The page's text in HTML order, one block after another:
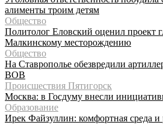
алименты троим детям
Общество
Политолог Еловский оценил проект
Малкинскому месторождению
Общество
На Ставрополье обезвредили
ВОВ
Происшествия Пятигорск
Москва: в Госдуму внесли
Образование
Ирек Файзуллин: комфортная среда и